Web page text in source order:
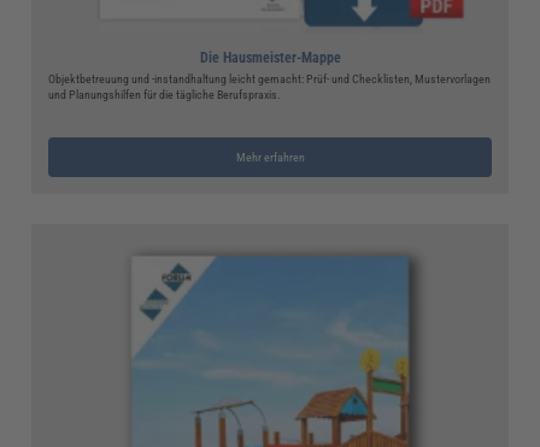
Die Hausmeister-Mappe
Objektbetreuung und -instandhaltung leicht gemacht: Prüf- und Checklisten, Mustervorlagen
und Planungshilfen für die tägliche Berufspraxis.
Mehr erfahren